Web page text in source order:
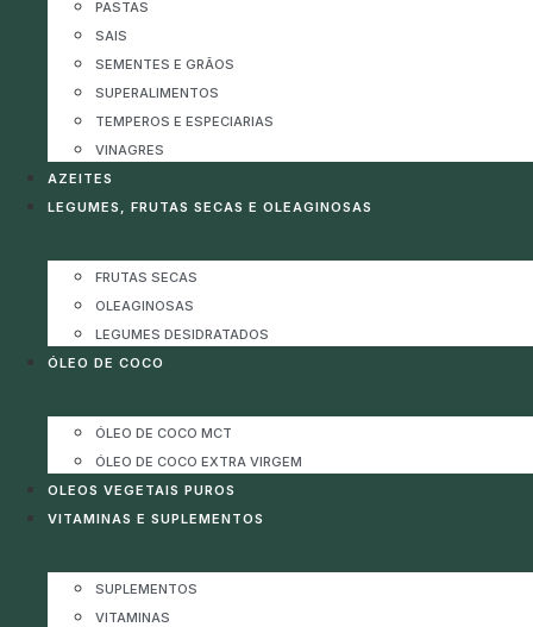
PASTAS
SAIS
SEMENTES E GRÃOS
SUPERALIMENTOS
TEMPEROS E ESPECIARIAS
VINAGRES
AZEITES
LEGUMES, FRUTAS SECAS E OLEAGINOSAS
FRUTAS SECAS
OLEAGINOSAS
LEGUMES DESIDRATADOS
ÓLEO DE COCO
ÓLEO DE COCO MCT
ÓLEO DE COCO EXTRA VIRGEM
OLEOS VEGETAIS PUROS
VITAMINAS E SUPLEMENTOS
SUPLEMENTOS
VITAMINAS